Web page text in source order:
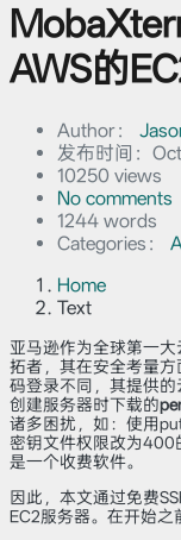
AWS的
Author：
发布时间：
10250 views
No comments
1244 words
Categories：
Home
Text
亚马逊作为全球第一
拓者，其在安全考量
码登录不同，其提供的
创建服务器时下载的
诸多困扰，如：使用
密钥文件权限改为400
是一个收费软件。
因此，本文通过免费
EC2服务器。在开始之